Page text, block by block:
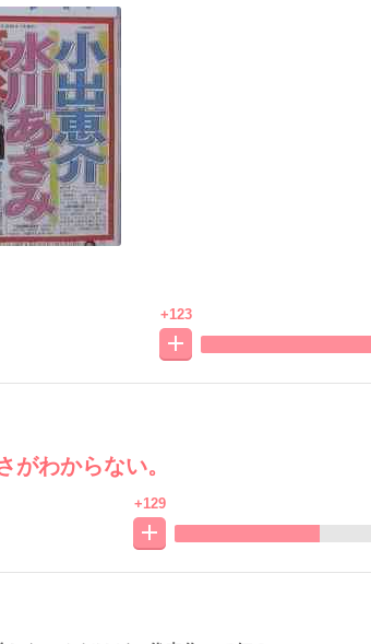
+123
がわからない。
+129